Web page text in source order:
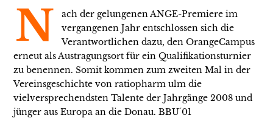
N
ach der gelungenen ANGE-Premiere im
vergangenen Jahr entschlossen sich die
Verantwortlichen dazu, den OrangeCampus
erneut als Austragungsort für ein Qualifikationsturnier
zu benennen. Somit kommen zum zweiten Mal in der
Vereinsgeschichte von ratiopharm ulm die
vielversprechendsten Talente der Jahrgänge 2008 und
jünger aus Europa an die Donau. BBU´01